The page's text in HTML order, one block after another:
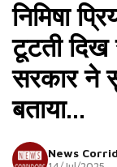
निमिषा
टूटती दिख
सरकार ने
बताया...
News